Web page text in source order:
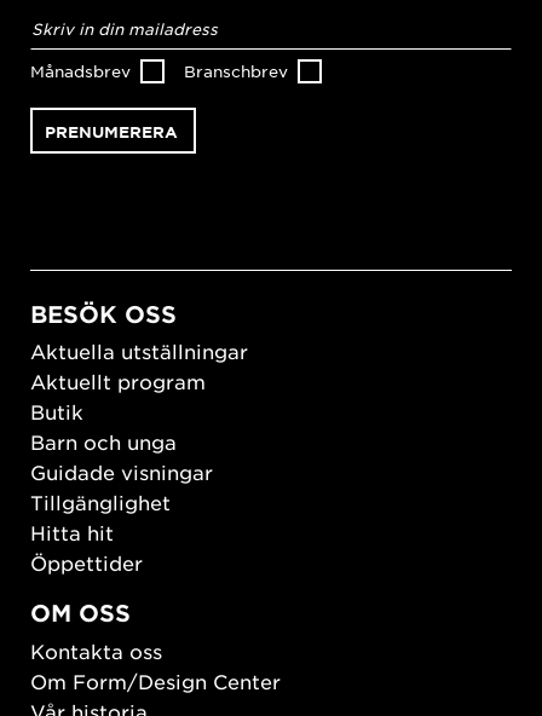
postadress*
Månadsbrev Branschbrev
BESÖK OSS
Aktuella utställningar
Aktuellt program
Butik
Barn och unga
Guidade visningar
Tillgänglighet
Hitta hit
Öppettider
OM OSS
Kontakta oss
Om Form/Design Center
Vår historia